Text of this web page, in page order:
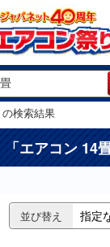
の検索結果
「エアコン 14
並び替え